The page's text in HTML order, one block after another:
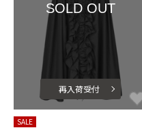
SOLD OUT
再入荷受付
SALE